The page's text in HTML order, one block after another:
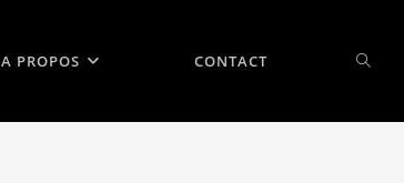
A PROPOS CONTACT